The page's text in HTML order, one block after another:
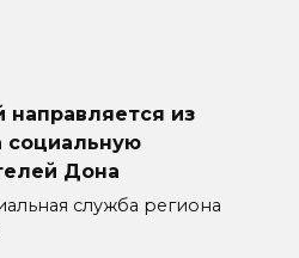
из
Дона
служба региона